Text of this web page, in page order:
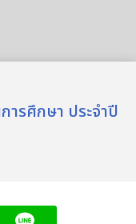
รศึกษา ประจำปี